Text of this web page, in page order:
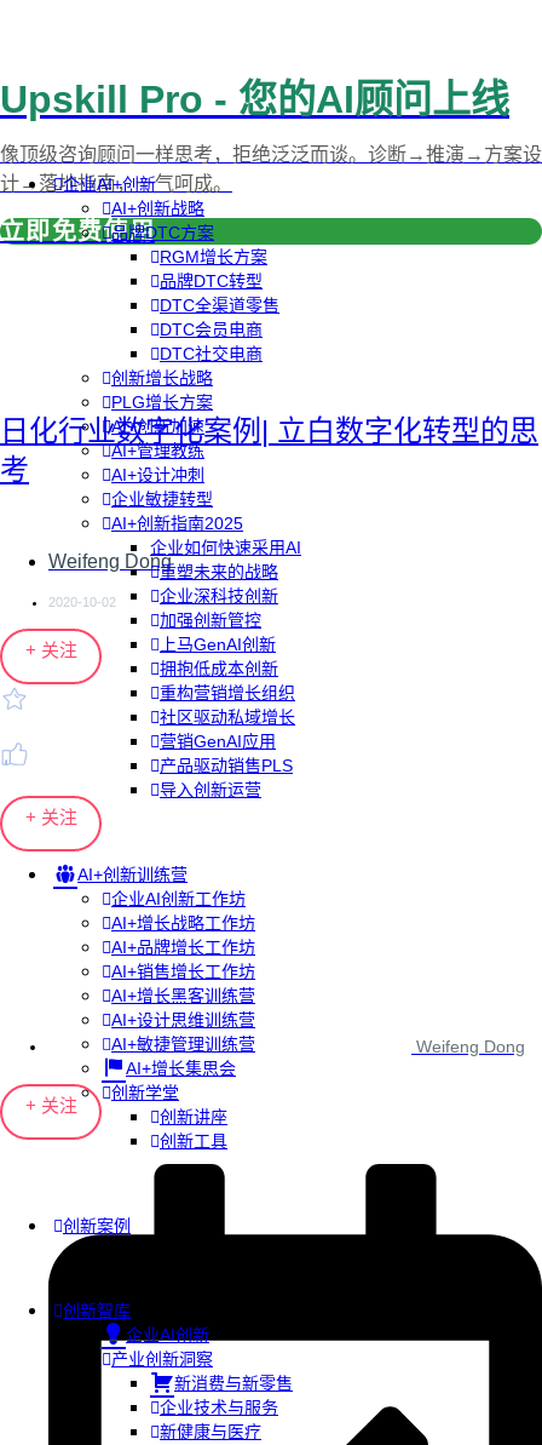
企业AI+创新
AI+创新战略
品牌DTC方案
RGM增长方案
品牌DTC转型
DTC全渠道零售
DTC会员电商
DTC社交电商
创新增长战略
PLG增长方案
AI+创新加速
AI+管理教练
AI+设计冲刺
企业敏捷转型
AI+创新指南2025
企业如何快速采用AI
重塑未来的战略
企业深科技创新
加强创新管控
上马GenAI创新
拥抱低成本创新
重构营销增长组织
社区驱动私域增长
营销GenAI应用
产品驱动销售PLS
导入创新运营
AI+创新训练营
企业AI创新工作坊
AI+增长战略工作坊
AI+品牌增长工作坊
AI+销售增长工作坊
AI+增长黑客训练营
AI+设计思维训练营
AI+敏捷管理训练营
AI+增长集思会
创新学堂
创新讲座
创新工具
创新案例
创新智库
企业AI创新
产业创新洞察
新消费与新零售
企业技术与服务
新健康与医疗
Upskill Pro - 您的AI顾问上线
像顶级咨询顾问一样思考，拒绝泛泛而谈。诊断→推演→方案设
计→落地指南，一气呵成。
立即免费使用
日化行业数字化案例| 立白数字化转型的思
考
Weifeng Dong
2020-10-02
+ 关注
+ 关注
Weifeng Dong
+ 关注